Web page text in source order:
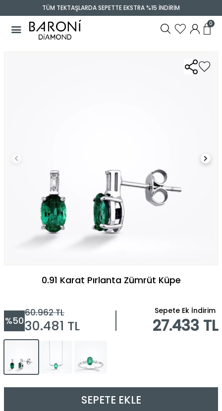
TÜM TEKTAŞLARDA SEPETTE EKSTRA %15 İNDİRİM
0
0.91 Karat Pırlanta Zümrüt Küpe
%50
60.962TL
30.481 TL
Sepete Ek İndirim
27.433 TL
SEPETE EKLE